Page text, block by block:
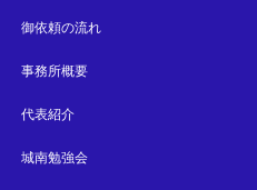
御依頼の流れ
事務所概要
代表紹介
城南勉強会